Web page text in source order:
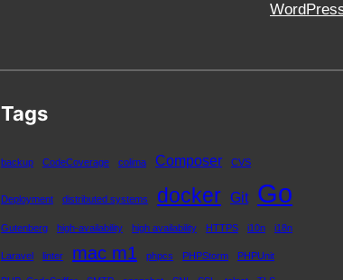
Tags
backup CodeCoverage colima Composer CVS
Deployment distributed systems docker Git Go
Gutenberg high-availability high availability HTTPS i10n i18n
Laravel linter mac m1 phpcs PHPStorm PHPUnit